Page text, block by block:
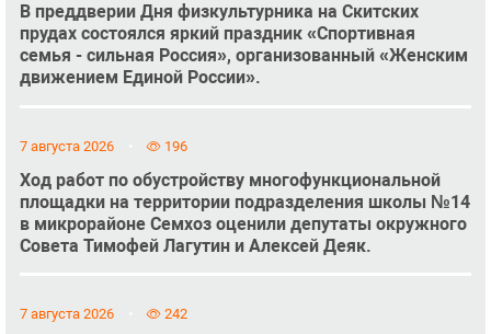
В преддверии Дня физкультурника на Скитских
прудах состоялся яркий праздник «Спортивная
семья - сильная Россия», организованный «Женским
движением Единой России».
7 августа 2026 196
Ход работ по обустройству многофункциональной
площадки на территории подразделения школы №14
в микрорайоне Семхоз оценили депутаты окружного
Совета Тимофей Лагутин и Алексей Деяк.
7 августа 2026 242